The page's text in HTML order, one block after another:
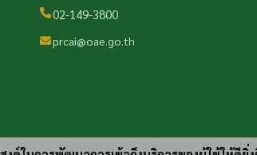
02-149-3800
prcai@oae.go.th